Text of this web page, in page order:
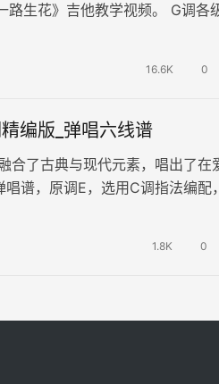
路生花》吉他教学视频。 G调各
16.6K 0
编版_弹唱六线谱
合了古典与现代元素，唱出了在
谱，原调E，选用C调指法编配
1.8K 0